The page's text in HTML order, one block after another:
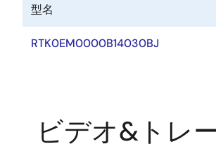
型名
RTK0EM0000B14030BJ
ビデオ&トレ